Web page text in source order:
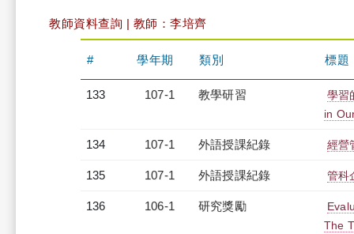
教師資料查詢 | 教師：李培齊
# 學年期 類別 標題
133 107-1 教學研習
學習
in
134 107-1 外語授課紀錄 經營
135 107-1 外語授課紀錄 管科
136 106-1 研究獎勵
The